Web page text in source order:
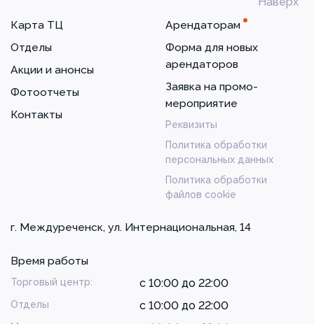
Карта ТЦ
Отделы
Акции и анонсы
Фотоотчеты
Контакты
Арендаторам
Форма для новых
арендаторов
Заявка на промо-
мероприятие
Реквизиты
Политика обработки
персональных данных
Политика обработки
файлов cookie
г. Междуреченск, ул. Интернациональная, 14
Время работы
Торговый центр: с 10:00 до 22:00
Отделы с 10:00 до 22:00